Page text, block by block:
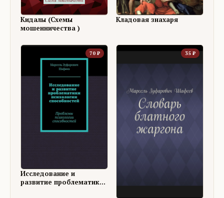
Кидалы (Схемы
мошенничества )
Кладовая знахаря
70 ₽
Исследование и
развитие проблематики
35 ₽